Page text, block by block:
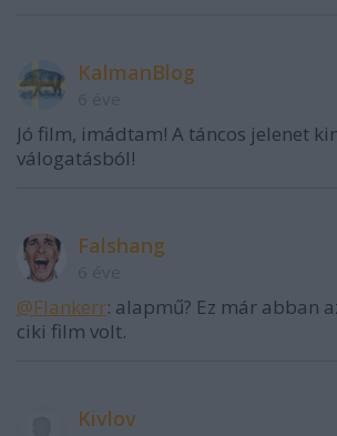
KalmanBlog
Jó film, imádtam! A táncos jelenet
válogatásból!
Falshang
@Flankerr: alapmű? Ez már abban
ciki film volt.
Kivlov